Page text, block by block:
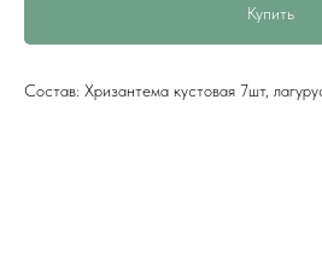
Купить
Состав: Хризантема кустовая 7шт,